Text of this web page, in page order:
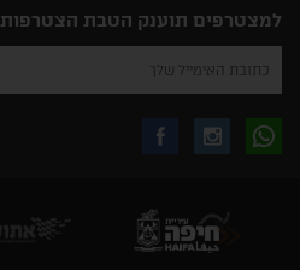
למצטרפים תוענק הטבת הצטרפות
להזין
שלך
לקבלת
באינסטגרם
עקבו
בפייסבוק